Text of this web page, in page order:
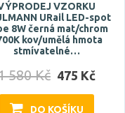
VZORKU
URail LED-spot
8W černá mat/chrom
kov/umělá hmota
stmívatelné…
580 Kč 475 Kč
DO KOŠÍKU